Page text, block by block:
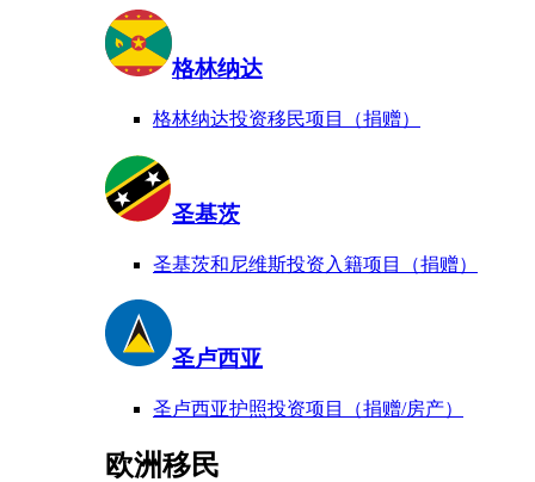
格林纳达
格林纳达投资移民项目（捐赠）
圣基茨
圣基茨和尼维斯投资入籍项目（捐赠）
圣卢西亚
圣卢西亚护照投资项目（捐赠/房产）
欧洲移民